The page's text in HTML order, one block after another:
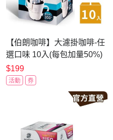
【伯朗咖啡】大濾掛咖啡-任
選口味 10入(每包加量50%)
$199
活動 券